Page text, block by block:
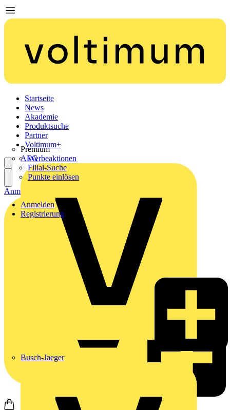
Startseite
News
Akademie
Produktsuche
Partner
Premium
AEG
Busch-Jaeger
Voltimum+
Werbeaktionen
Filial-Suche
Punkte einlösen
Anmelden
Registrierung
Anmelden